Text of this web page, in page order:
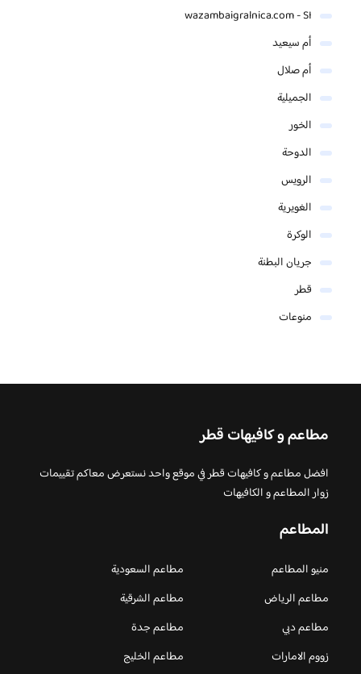
wazambaigralnica.com - SI
أم سيعيد
أم صلال
الجميلية
الخور
الدوحة
الرويس
الغويرية
الوكرة
جريان البطنة
قطر
منوعات
مطاعم و كافيهات قطر
افضل مطاعم و كافيهات قطر في موقع واحد نستعرض معاكم تقييمات
زوار المطاعم و الكافيهات
المطاعم
منيو المطاعم
مطاعم السعودية
مطاعم الرياض
مطاعم الشرقية
مطاعم دبي
مطاعم جدة
زووم الامارات
مطاعم الخليج